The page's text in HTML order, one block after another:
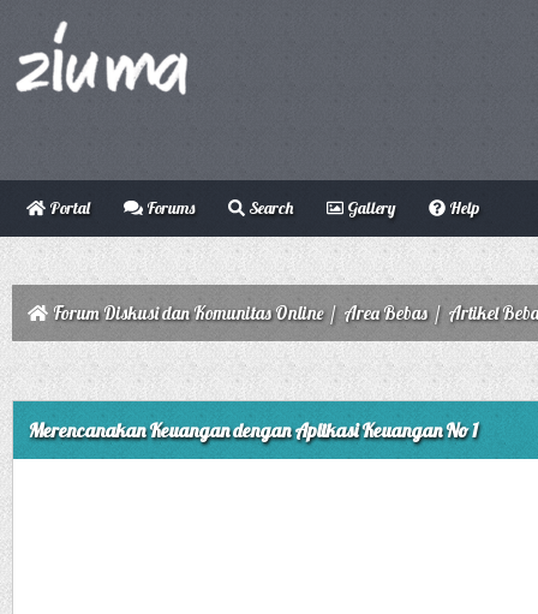
Portal Forums Search Gallery Help
Forum Diskusi dan Komunitas Online/ Area Bebas/ Artikel
Merencanakan Keuangan dengan Aplikasi Keuangan No 1